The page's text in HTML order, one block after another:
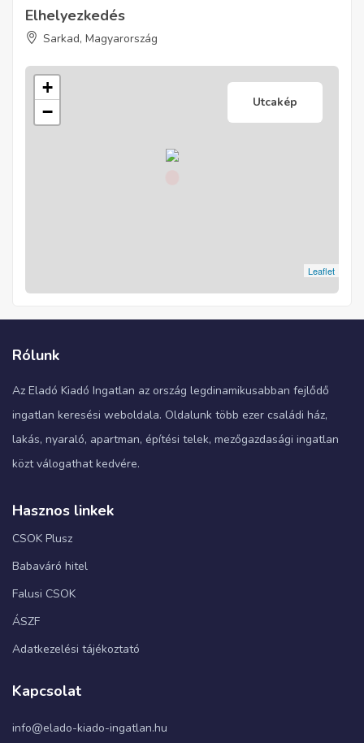
Elhelyezkedés
Sarkad, Magyarország
+
−
Leaflet
Utcakép
Rólunk
Az Eladó Kiadó Ingatlan az ország legdinamikusabban fejlődő
ingatlan keresési weboldala. Oldalunk több ezer családi ház,
lakás, nyaraló, apartman, építési telek, mezőgazdasági ingatlan
közt válogathat kedvére.
Hasznos linkek
CSOK Plusz
Babaváró hitel
Falusi CSOK
ÁSZF
Adatkezelési tájékoztató
Kapcsolat
info@elado-kiado-ingatlan.hu